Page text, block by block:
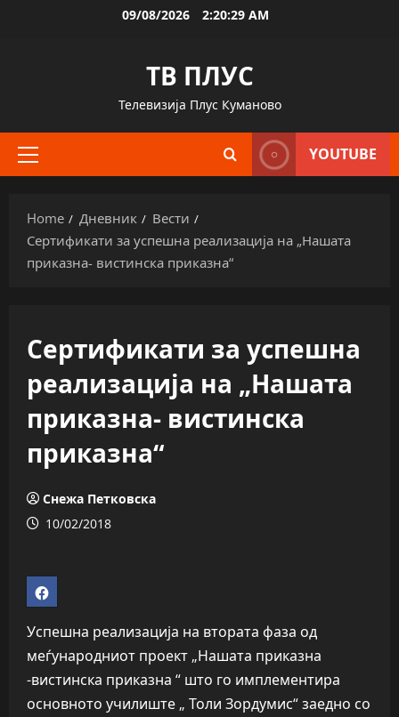
09/08/2026 2:20:30 AM
ТВ ПЛУС
Телевизија Плус Куманово
Primary
YOUTUBE
Home Дневник
Вести
Сертификати за успешна реализација на „Нашата
приказна- вистинска приказна“
Сертификати за успешна
реализација на „Нашата
приказна- вистинска
приказна“
Снежа Петковска
10/02/2018
Успешна реализација на втората фаза од
меѓународниот проект „Нашата приказна
-вистинска приказна “ што го имплементира
основното училиште „ Толи Зордумис“ заедно со